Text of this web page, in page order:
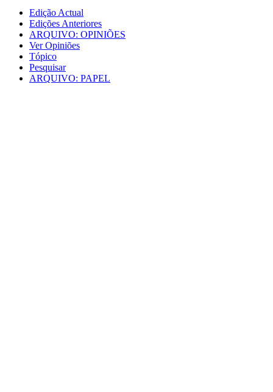
Edição Actual
Edições Anteriores
ARQUIVO: OPINIÕES
Ver Opiniões
Tópico
Pesquisar
ARQUIVO: PAPEL